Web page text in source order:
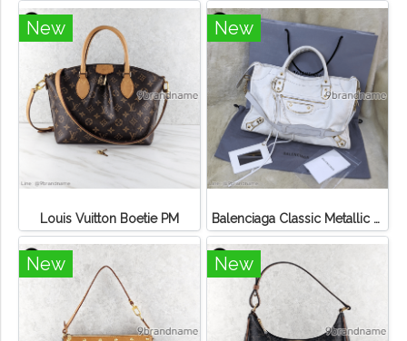
New
Louis Vuitton Boetie PM
New
Balenciaga Classic Metallic Edge City Bag
New New